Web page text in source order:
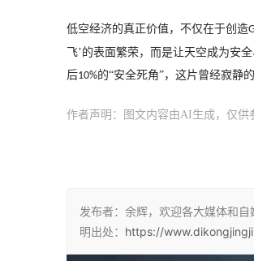
低空经济的真正价值，不仅在于创造
飞’的表面繁荣，而是让天空成为安
后10%的“安全死角”，这片曾经寂静
作者声明：图文内容由AI生成，仅供
发布者：余辉，欢迎各大媒体和
明出处： https://